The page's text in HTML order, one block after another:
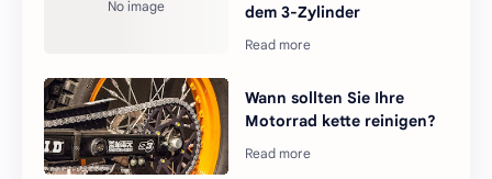
dem 3-Zylinder
Wann sollten Sie Ihre
Motorrad kette reinigen?